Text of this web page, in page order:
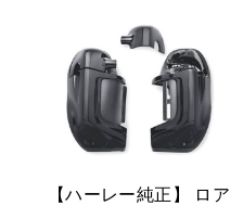
【ハーレー純正】 ロア